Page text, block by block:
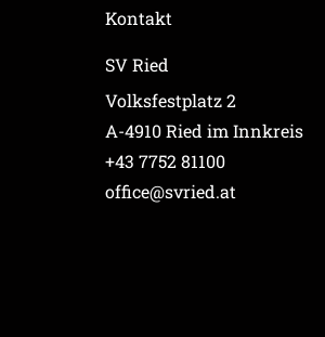
Kontakt
SV Ried
Volksfestplatz 2
A-4910 Ried im Innkreis
+43 7752 81100
office@svried.at